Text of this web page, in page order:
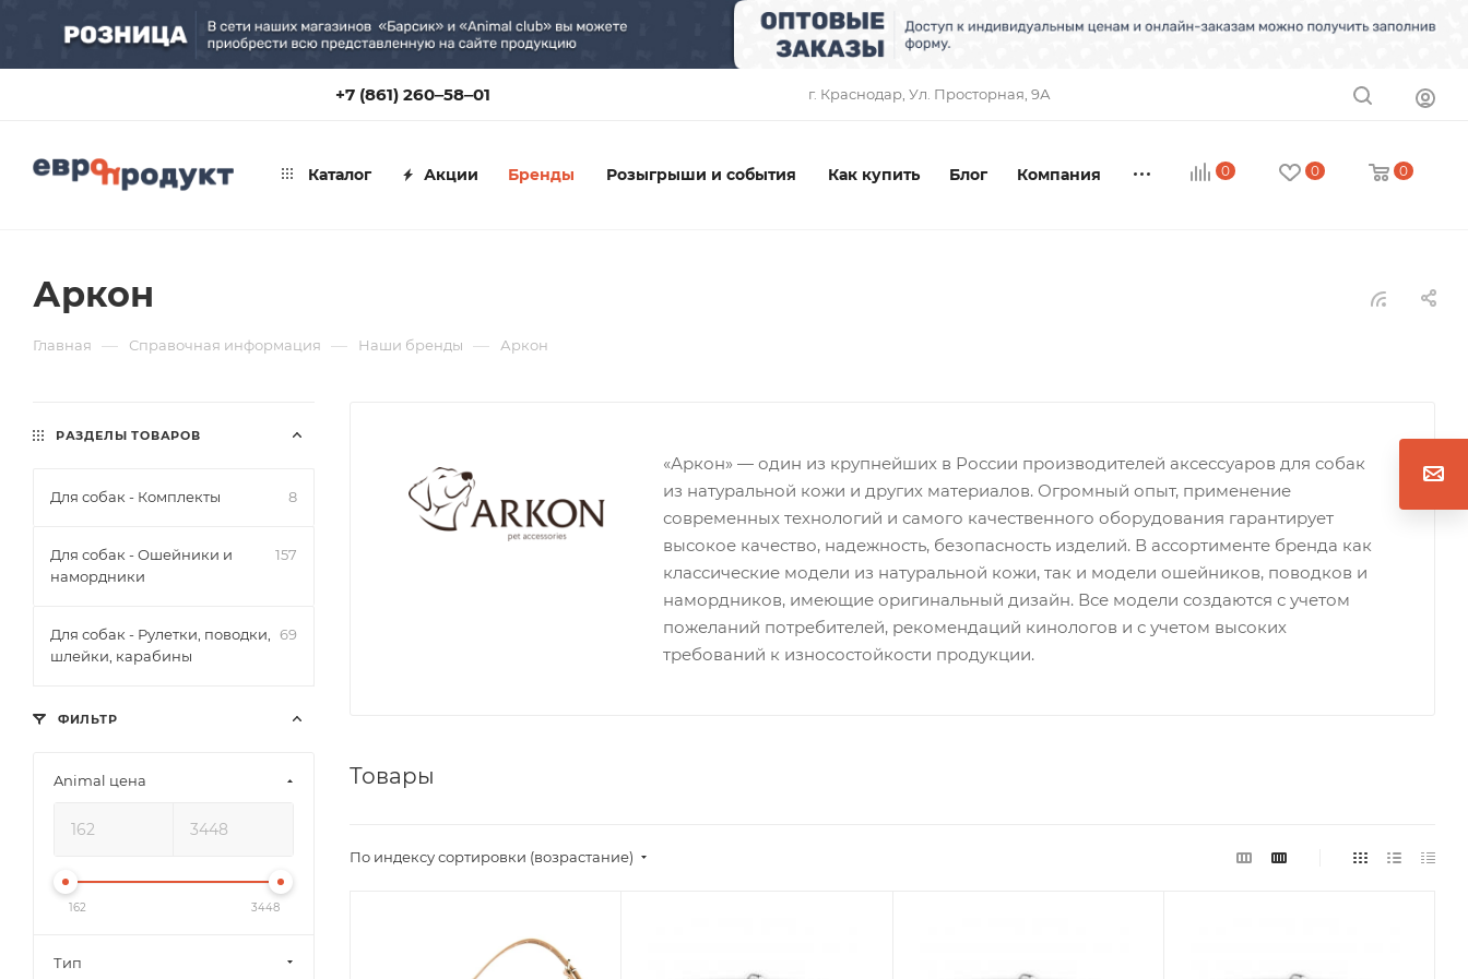
+7 (861) 260‒58‒01 г. Краснодар, ​Ул. Просторная, 9А
0 0 0
Каталог Акции Бренды Розыгрыши и события Как купить Блог Компания
Аркон
Главная — Справочная информация — Наши бренды — Аркон
«Аркон» — один из крупнейших в России производителей аксессуаров для собак
из натуральной кожи и других материалов. Огромный опыт, применение
современных технологий и самого качественного оборудования гарантирует
высокое качество, надежность, безопасность изделий. В ассортименте бренда как
классические модели из натуральной кожи, так и модели ошейников, поводков и
намордников, имеющие оригинальный дизайн. Все модели создаются с учетом
пожеланий потребителей, рекомендаций кинологов и с учетом высоких
требований к износостойкости продукции.
Товары
По индексу сортировки (возрастание)
РАЗДЕЛЫ ТОВАРОВ
Для собак - Комплекты 8
Для собак - Ошейники и
намордники
157
Для собак - Рулетки, поводки,
шлейки, карабины
69
ФИЛЬТР
Animal цена
162 3448
Тип